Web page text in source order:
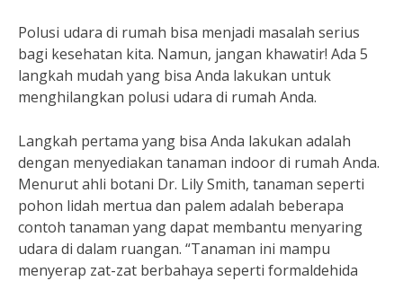
Polusi udara di rumah bisa menjadi masalah serius
bagi kesehatan kita. Namun, jangan khawatir! Ada 5
langkah mudah yang bisa Anda lakukan untuk
menghilangkan polusi udara di rumah Anda.
Langkah pertama yang bisa Anda lakukan adalah
dengan menyediakan tanaman indoor di rumah Anda.
Menurut ahli botani Dr. Lily Smith, tanaman seperti
pohon lidah mertua dan palem adalah beberapa
contoh tanaman yang dapat membantu menyaring
udara di dalam ruangan. “Tanaman ini mampu
menyerap zat-zat berbahaya seperti formaldehida